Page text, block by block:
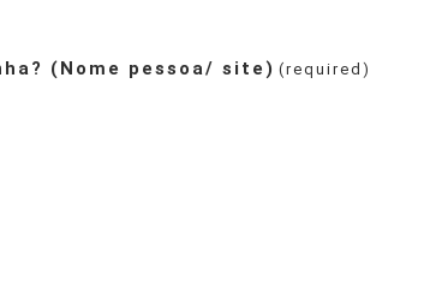
(Nome pessoa/ site) (required)